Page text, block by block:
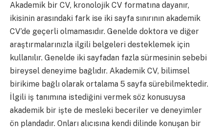
Akademik bir CV, kronolojik CV formatına dayanır,
ikisinin arasındaki fark ise iki sayfa sınırının akademik
CV’de geçerli olmamasıdır. Genelde doktora ve diğer
araştırmalarınızla ilgili belgeleri desteklemek için
kullanılır. Genelde iki sayfadan fazla sürmesinin sebebi
bireysel deneyime bağlıdır. Akademik CV, bilimsel
birikime bağlı olarak ortalama 5 sayfa sürebilmektedir.
İlgili iş tanımına istediğini vermek söz konusuysa
akademik bir işte de mesleki beceriler ve deneyimler
ön plandadır. Onları alıcısına kendi dilinde konuşan bir